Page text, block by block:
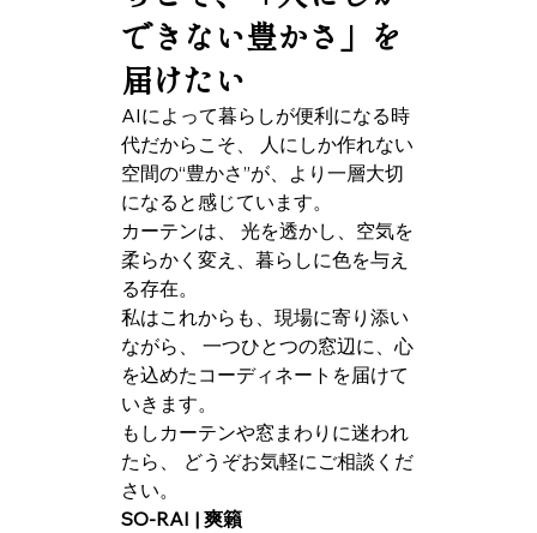
できない豊かさ」を
届けたい
AIによって暮らしが便利になる時
代だからこそ、 人にしか作れない
空間の“豊かさ”が、より一層大切
になると感じています。
カーテンは、 光を透かし、空気を
柔らかく変え、暮らしに色を与え
る存在。
私はこれからも、現場に寄り添い
ながら、 一つひとつの窓辺に、心
を込めたコーディネートを届けて
いきます。
もしカーテンや窓まわりに迷われ
たら、 どうぞお気軽にご相談くだ
さい。
SO-RAI | 爽籟